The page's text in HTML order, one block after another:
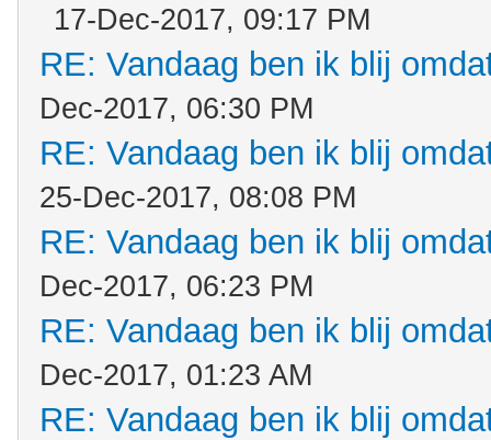
17-Dec-2017, 09:17 PM
RE: Vandaag ben ik blij
Dec-2017, 06:30 PM
RE: Vandaag ben ik blij
25-Dec-2017, 08:08 PM
RE: Vandaag ben ik blij
Dec-2017, 06:23 PM
RE: Vandaag ben ik blij
Dec-2017, 01:23 AM
RE: Vandaag ben ik blij